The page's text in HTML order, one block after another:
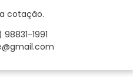
cotação.
1991